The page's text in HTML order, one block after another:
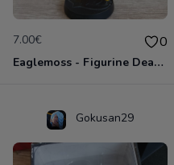
7.00€ 0
Eaglemoss - Figurine Deadshot - DC Comics - Plomb
Gokusan29